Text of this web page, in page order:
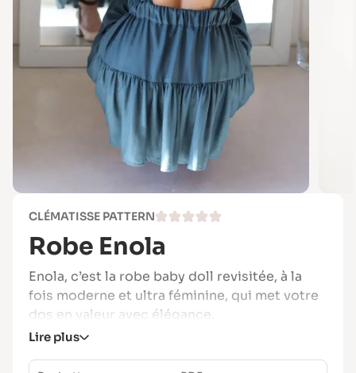
CLÉMATISSE PATTERN
Robe Enola
Enola, c’est la robe baby doll revisitée, à la
fois moderne et ultra féminine, qui met votre
dos en valeur avec élégance.
Dans sa version courte à manches ¾ et col
montant, elle dévoile joliment les jambes tout
Lire plus